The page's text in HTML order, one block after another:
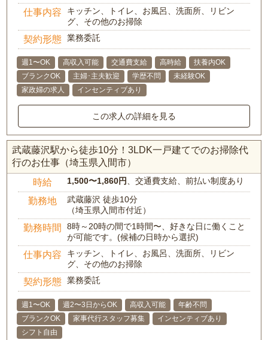
仕事内容
キッチン、トイレ、お風呂、洗面所、リビン
グ、その他のお掃除
契約形態 業務委託
週1〜OK 高収入可能 交通費支給 高時給
扶養内OK
ブランクOK
主婦･主夫歓迎 学歴不問
未経験OK
家政婦の求人
インセンティブあり
この求人の詳細を見る
武蔵藤沢駅から徒歩10分！3LDK一戸建てでのお掃除代
行のお仕事（埼玉県入間市）
時給 1,500〜1,860円 、交通費支給、前払い制度あり
勤務地
武蔵藤沢 徒歩10分
（埼玉県入間市付近）
勤務時間
8時～20時の間で1時間〜、好きな日に働くこと
が可能です。(候補の日時から選択)
仕事内容
キッチン、トイレ、お風呂、洗面所、リビン
グ、その他のお掃除
契約形態 業務委託
週1〜OK 週2〜3日からOK 高収入可能
年齢不問
ブランクOK
家事代行スタッフ募集
インセンティブあり
シフト自由